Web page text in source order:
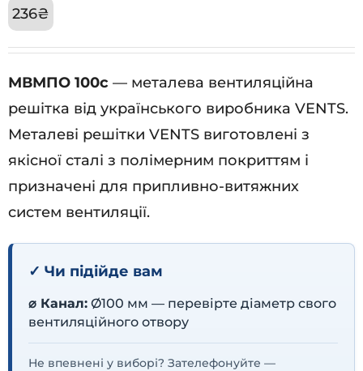
236₴
МВМПО 100с — металева вентиляційна
решітка від українського виробника VENTS.
Металеві решітки VENTS виготовлені з
якісної сталі з полімерним покриттям і
призначені для припливно-витяжних
систем вентиляції.
✓ Чи підійде вам
⌀ Канал: Ø100 мм — перевірте діаметр свого
вентиляційного отвору
Не впевнені у виборі? Зателефонуйте —